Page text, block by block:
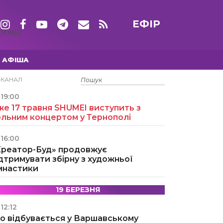
ЕФІР
АФІША
15 ТРАВНЯ
17 травня SHUMEI виступить з
концертом у Тернополі
Буд» продовжує
збірну з художньої
19 БЕРЕЗНЯ
відбувається у Варшавському